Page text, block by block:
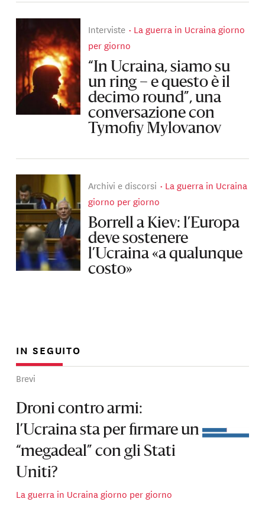
Interviste
La guerra in Ucraina giorno
per giorno
“In Ucraina, siamo su
un ring – e questo è il
decimo round”, una
conversazione con
Tymofiy Mylovanov
Archivi e discorsi
La guerra in Ucraina
giorno per giorno
Borrell a Kiev: l’Europa
deve sostenere
l’Ucraina «a qualunque
costo»
IN SEGUITO
Brevi
Droni contro armi:
l’Ucraina sta per firmare un
“megadeal” con gli Stati
Uniti?
La guerra in Ucraina giorno per giorno